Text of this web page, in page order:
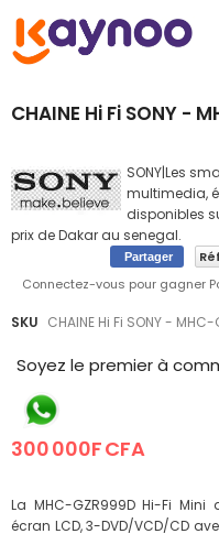
CHAINE Hi Fi SONY -
SONY|Les
multimedia,
disponibles
prix de Dakar au senegal.
Partager
Connectez-vous pour gagner
SKU CHAINE Hi Fi SONY -
Soyez le premier à
300 000F CFA
La MHC-GZR999D Hi-Fi
écran LCD, 3-DVD/VCD/CD
Skip
the
the
images
Skip
the
the
images